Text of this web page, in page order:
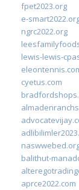
fpet2023.org
e-
ngrc2022.org
lewis-lewis-
cyetus.com
balithut-
aprce2022.com